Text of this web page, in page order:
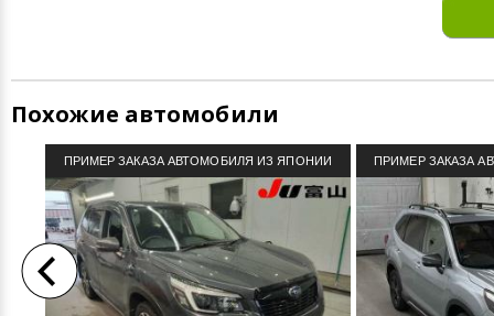
Похожие автомобили
ПРИМЕР ЗАКАЗА АВТОМОБИЛЯ ИЗ ЯПОНИИ ПРИМЕР ЗАКАЗА